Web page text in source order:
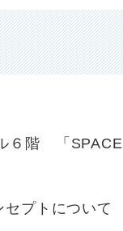
６階 「SPACE
セプトについて